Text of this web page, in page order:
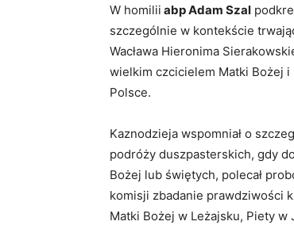
W homilii abp Adam Szal
szczególnie w kontekście
Wacława Hieronima
wielkim czcicielem Matki Bożej i
Polsce.
Kaznodzieja wspomniał o
podróży duszpasterskich, gdy
Bożej lub świętych, polecał
komisji zbadanie prawdziwości
Matki Bożej w Leżajsku, Piety w